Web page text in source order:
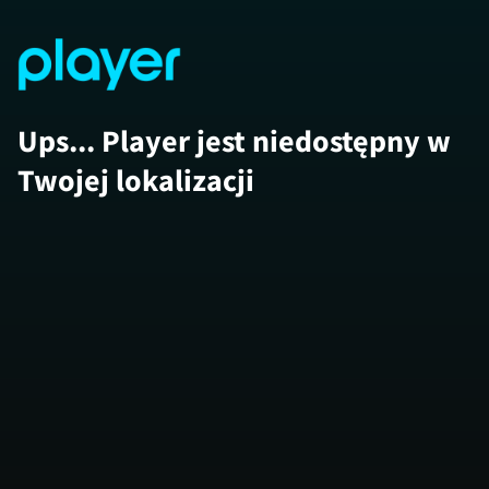
Ups... Player jest niedostępny w
Twojej lokalizacji